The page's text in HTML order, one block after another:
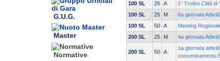
G.U.G.
Master
Normative
100 SL
25 A
1° Trofeo Città di
100 SL
25 M
6a giornata
100 SL
50 A
Meeting
200 SL
25 M 4a giornata
200 SL 50 A
1a giornata
concentramento